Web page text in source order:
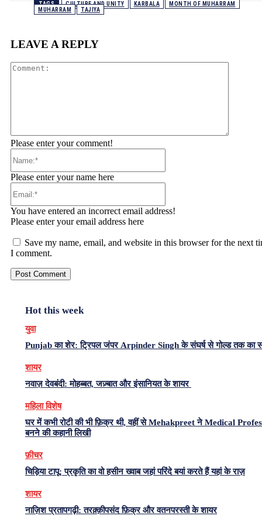
TAGS CULTURE AND UNITY KARBALA
MONTH OF MUHARRAM
MUHARRAM
TAJIYA
LEAVE A REPLY
Please enter your comment!
Please enter your name here
You have entered an incorrect email address!
Please enter your email address here
Save my name, email, and website in this browser for the next
I comment.
Hot this week
युवा
Punjab का शेर: ट्रिपल जंपर Arpinder Singh के संघर्ष से गोल्ड तक का
शायर
नवाज़ देवबंदी: मोहब्बत, जज़्बात और इंसानियत के शायर
महिला विशेष
घर में कभी रोटी की भी फ़िक्र थी, वहीं से Mehakpreet ने Medical
बनने की कहानी लिखी
फ़ीचर
चिड़िया टापू: प्रकृति का वो हसीन ख्वाब जहां परिंदे बयां करते हैं यहां के राज़
शायर
नाज़िश प्रतापगढ़ी: तरक़्क़ीपसंद फ़िक्र और वतनपरस्ती के शायर